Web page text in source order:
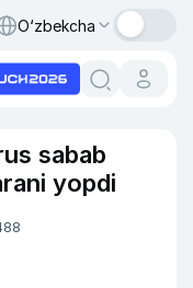
O‘zbekcha
sabab
yopdi